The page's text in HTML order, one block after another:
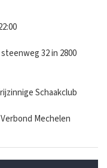
32 in 2800
Schaakclub
Mechelen